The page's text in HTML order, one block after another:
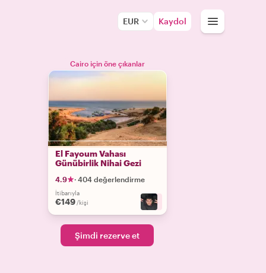
EUR Kaydol
Cairo için öne çıkanlar
El Fayoum Vahası
Günübirlik Nihai Gezi
4.9 · 404 değerlendirme
İtibarıyla
€149 /kişi +6
Şimdi rezerve et